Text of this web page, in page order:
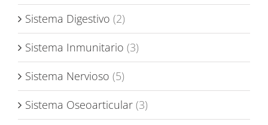
Sistema Digestivo (2)
Sistema Inmunitario (3)
Sistema Nervioso (5)
Sistema Oseoarticular (3)